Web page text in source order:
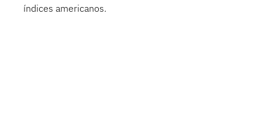
índices americanos.